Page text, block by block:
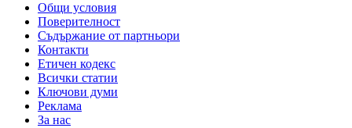
Общи условия
Поверителност
Съдържание от партньори
Контакти
Етичен кодекс
Всички статии
Ключови думи
Реклама
За нас